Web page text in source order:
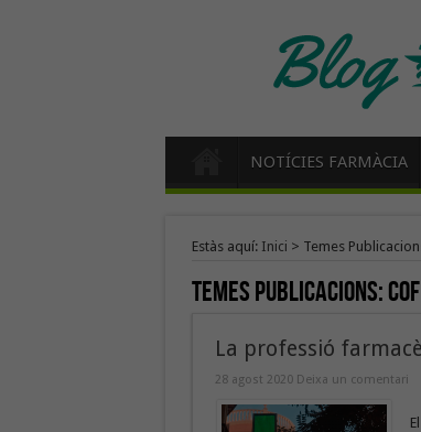
NOTÍCIES FARMÀCIA
Estàs aquí: Inici > Temes
Temes Publicacions:
La professió
28 agost 2020 Deixa un comentari